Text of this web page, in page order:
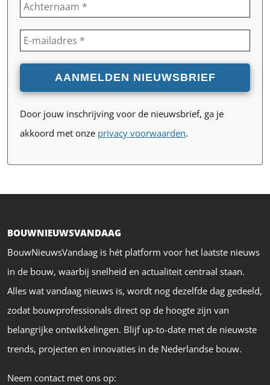
Door jouw inschrijving voor de nieuwsbrief, ga je
akkoord met onze privacy voorwaarden.
BOUWNIEUWSVANDAAG
BouwNieuwsVandaag is hét platform voor het laatste nieuws
in de bouw, waarbij snelheid en actualiteit centraal staan.
Alles wat vandaag nieuws is, wordt nog dezelfde dag gedeeld,
zodat bouwprofessionals direct op de hoogte zijn van
belangrijke ontwikkelingen. Blijf up-to-date met de nieuwste
trends, projecten en innovaties in de Nederlandse bouw.
Neem contact met ons op: